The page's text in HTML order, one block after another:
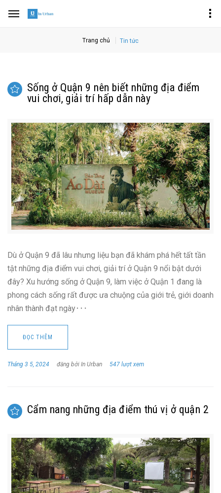
Trang chủ Tin tức
Sống ở Quận 9 nên biết những địa điểm
vui chơi, giải trí hấp dẫn này
Dù ở Quận 9 đã lâu nhưng liệu bạn đã khám phá hết tất tần
tật những địa điểm vui chơi, giải trí ở Quận 9 nổi bật dưới
đây? Xu hướng sống ở Quận 9, làm việc ở Quận 1 đang là
phong cách sống rất được ưa chuộng của giới trẻ, giới doanh
nhân thành đạt ngày･･･
ĐỌC THÊM
Tháng 3 5, 2024 đăng bởi In Urban 547 lượt xem
Cẩm nang những địa điểm thú vị ở quận 2